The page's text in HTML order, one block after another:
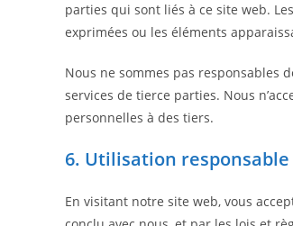
parties qui sont liés à ce site web.
exprimées ou les éléments
Nous ne sommes pas responsables
services de tierce parties. Nous
personnelles à des tiers.
6. Utilisation responsable
En visitant notre site web, vous